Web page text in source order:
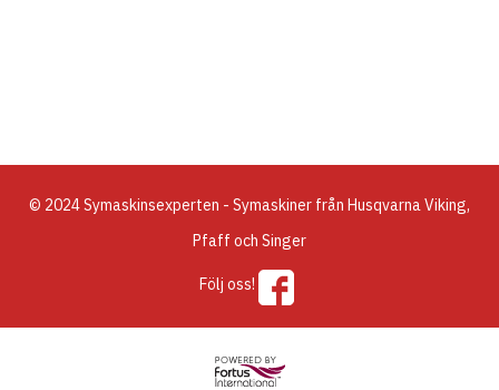
© 2024 Symaskinsexperten - Symaskiner från Husqvarna Viking,
Pfaff och Singer
Följ oss!